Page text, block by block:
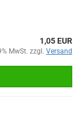
1,05 EUR
MwSt. zzgl. Versand